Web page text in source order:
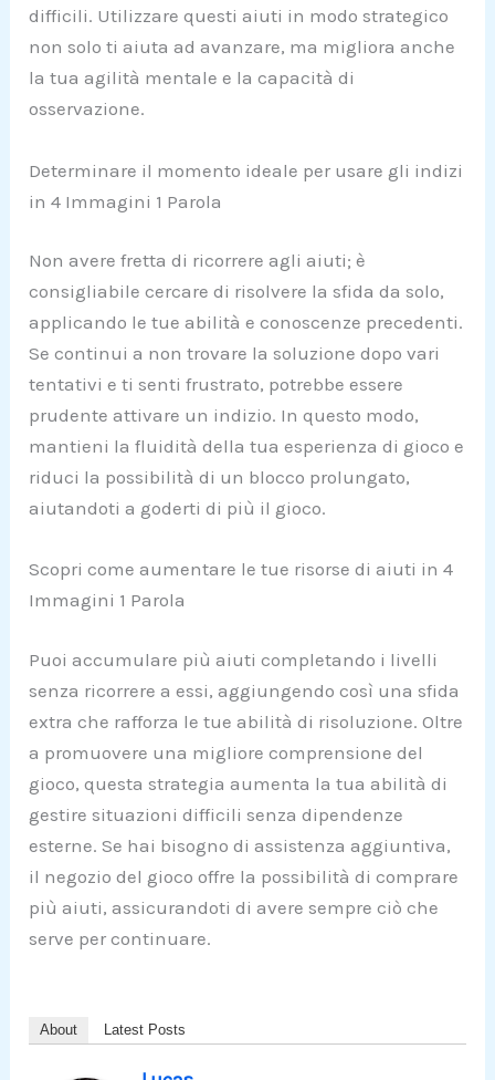
difficili. Utilizzare questi aiuti in modo strategico
non solo ti aiuta ad avanzare, ma migliora anche
la tua agilità mentale e la capacità di
osservazione.
Determinare il momento ideale per usare gli indizi
in 4 Immagini 1 Parola
Non avere fretta di ricorrere agli aiuti; è
consigliabile cercare di risolvere la sfida da solo,
applicando le tue abilità e conoscenze precedenti.
Se continui a non trovare la soluzione dopo vari
tentativi e ti senti frustrato, potrebbe essere
prudente attivare un indizio. In questo modo,
mantieni la fluidità della tua esperienza di gioco e
riduci la possibilità di un blocco prolungato,
aiutandoti a goderti di più il gioco.
Scopri come aumentare le tue risorse di aiuti in 4
Immagini 1 Parola
Puoi accumulare più aiuti completando i livelli
senza ricorrere a essi, aggiungendo così una sfida
extra che rafforza le tue abilità di risoluzione. Oltre
a promuovere una migliore comprensione del
gioco, questa strategia aumenta la tua abilità di
gestire situazioni difficili senza dipendenze
esterne. Se hai bisogno di assistenza aggiuntiva,
il negozio del gioco offre la possibilità di comprare
più aiuti, assicurandoti di avere sempre ciò che
serve per continuare.
About Latest Posts